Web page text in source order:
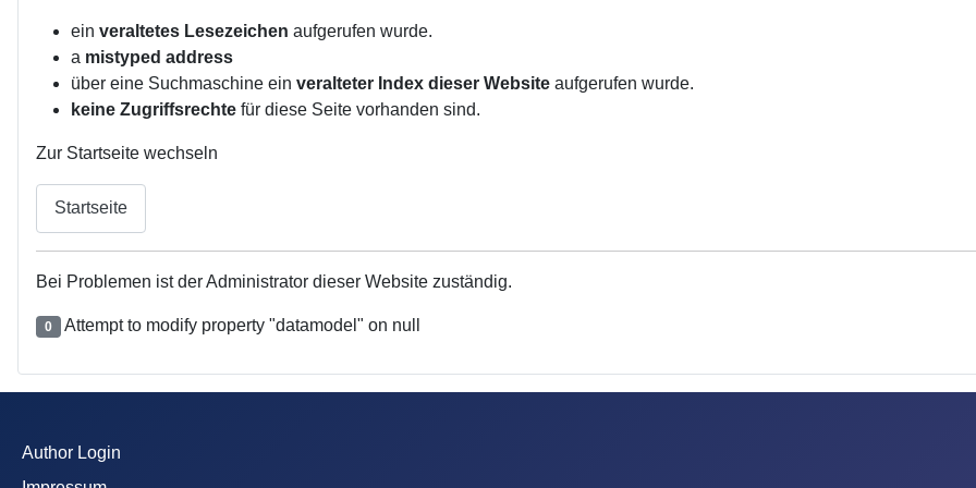
ein veraltetes Lesezeichen aufgerufen wurde.
a mistyped address
über eine Suchmaschine ein veralteter Index dieser Website aufgerufen wurde.
keine Zugriffsrechte für diese Seite vorhanden sind.
Zur Startseite wechseln
Startseite
Bei Problemen ist der Administrator dieser Website zuständig.
0 Attempt to modify property "datamodel" on null
Author Login